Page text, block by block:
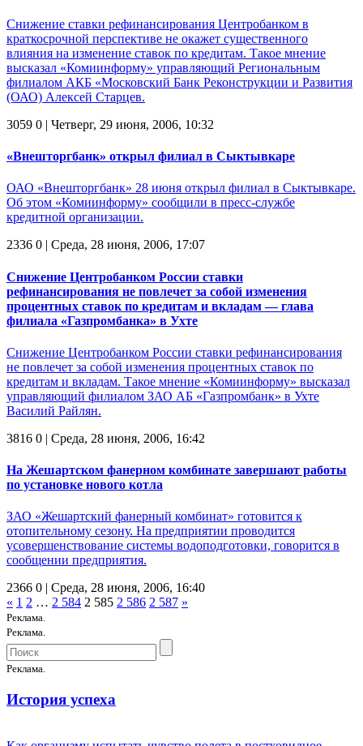
Снижение ставки рефинансирования Центробанком в
краткосрочной перспективе не окажет существенного
влияния на изменение ставок по кредитам. Такое мнение
высказал «Комиинформу» управляющий Региональным
филиалом АКБ «Московский Банк Реконструкции и Развития
(ОАО) Алексей Старцев.
3059 0 | Четверг, 29 июня, 2006, 10:32
«Внешторгбанк» открыл филиал в Сыктывкаре
ОАО «Внешторгбанк» 28 июня открыл филиал в Сыктывкаре.
Об этом «Комиинформу» сообщили в пресс-службе
кредитной организации.
2336 0 | Среда, 28 июня, 2006, 17:07
Снижение Центробанком России ставки
рефинансирования не повлечет за собой изменения
процентных ставок по кредитам и вкладам — глава
филиала «Газпромбанка» в Ухте
Снижение Центробанком России ставки рефинансирования
не повлечет за собой изменения процентных ставок по
кредитам и вкладам. Такое мнение «Комиинформу» высказал
управляющий филиалом ЗАО АБ «Газпромбанк» в Ухте
Василий Райлян.
3816 0 | Среда, 28 июня, 2006, 16:42
На Жешартском фанерном комбинате завершают работы
по установке нового котла
ЗАО «Жешартский фанерный комбинат» готовится к
отопительному сезону. На предприятии проводится
усовершенствование системы водоподготовки, говорится в
сообщении предприятия.
2366 0 | Среда, 28 июня, 2006, 16:40
« 1 2 … 2 584 2 585 2 586 2 587 »
Реклама.
Реклама.
Реклама.
История успеха